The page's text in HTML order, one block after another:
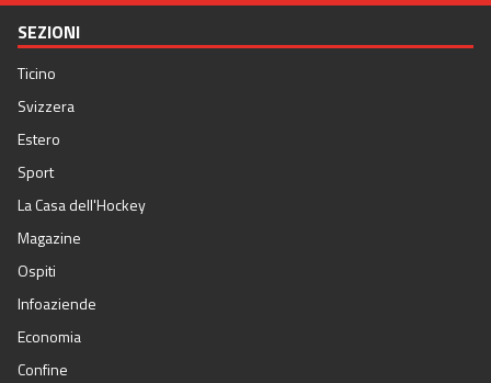
SEZIONI
Ticino
Svizzera
Estero
Sport
La Casa dell'Hockey
Magazine
Ospiti
Infoaziende
Economia
Confine